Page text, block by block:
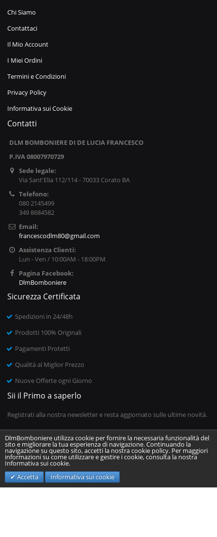
Chi Siamo
Contattaci
Il Mio Account
I Miei Ordini
Termini e Condizioni
Privacy Policy
Informativa sui Cookie
Contatti
DLM BOMBONIERE DI DE LUCIA FRANCESCO
P.IVA 08007970729
Sede legale:
Via Sant'Elia 112/114 - 70033 Corato BA
Telefono:
080 2145499
349 8684582
Email:
francescodlm80@gmail.com
Assistenza Clienti:
Lun - Ven / 10:00AM - 18:00PM
Pagina Facebook:
DlmBomboniere
Sicurezza Certificata
Spedizioni in 24/48h
Prodotti 100% Originali
Pagamenti Protetti
Qualità al Miglior Prezzo
Nuove Offerte ogni Giorno
Sii il Primo a saperlo
Registrati alla nostra newsletter e resta aggiornato sulle ultime novità.
Inserisci il tuo indirizzo email
DlmBomboniere utilizza cookie per fornire la necessaria funzionalità del
sito e migliorare la tua esperienza di navigazione. Continuando la
navigazione su questo sito, accetti la nostra cookie policy. Per maggiori
informazioni su come utilizzare e gestire i cookie, consulta la nostra
Informativa sui cookie.
Accetta
Informativa sui cookie